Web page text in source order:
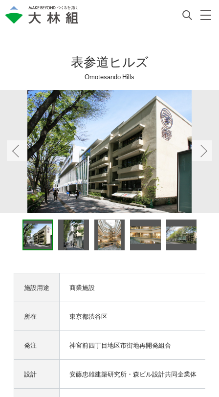
表参道ヒルズ
Omotesando Hills
施設用途 商業施設
所在 東京都渋谷区
発注 神宮前四丁目地区市街地再開発組合
設計 安藤忠雄建築研究所・森ビル設計共同企業体